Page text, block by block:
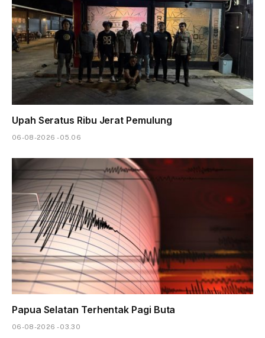
Upah Seratus Ribu Jerat Pemulung
06-08-2026 - 05.06
Papua Selatan Terhentak Pagi Buta
06-08-2026 - 03.30